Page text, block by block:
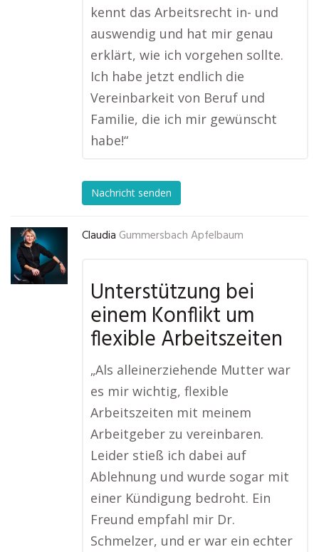
kennt das Arbeitsrecht in- und
auswendig und hat mir genau
erklärt, wie ich vorgehen sollte.
Ich habe jetzt endlich die
Vereinbarkeit von Beruf und
Familie, die ich mir gewünscht
habe!“
Nachricht senden
Claudia Gummersbach Apfelbaum
Unterstützung bei
einem Konflikt um
flexible Arbeitszeiten
„Als alleinerziehende Mutter war
es mir wichtig, flexible
Arbeitszeiten mit meinem
Arbeitgeber zu vereinbaren.
Leider stieß ich dabei auf
Ablehnung und wurde sogar mit
einer Kündigung bedroht. Ein
Freund empfahl mir Dr.
Schmelzer, und er war ein echter